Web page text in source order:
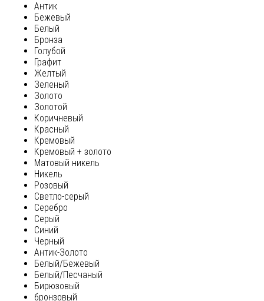
Антик
Бежевый
Белый
Бронза
Голубой
Графит
Желтый
Зеленый
Золото
Золотой
Коричневый
Красный
Кремовый
Кремовый + золото
Матовый никель
Никель
Розовый
Светло-серый
Серебро
Серый
Синий
Черный
Антик-Золото
Белый/Бежевый
Белый/Песчаный
Бирюзовый
бронзовый